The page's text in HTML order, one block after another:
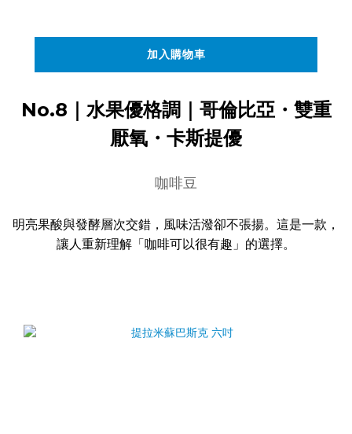
加入購物車
No.8｜水果優格調｜哥倫比亞・雙重
厭氧・卡斯提優
咖啡豆
明亮果酸與發酵層次交錯，風味活潑卻不張揚。這是一款，
讓人重新理解「咖啡可以很有趣」的選擇。